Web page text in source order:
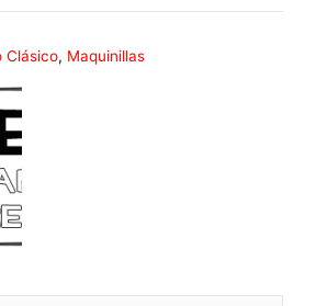
Afeitar
Slant
El
Fantasma
Naranja
Phoenix
Artisan
cantidad
Clásico, Maquinillas